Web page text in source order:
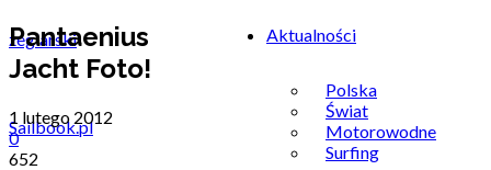
Aktualności
Polska
Świat
Motorowodne
Surfing
Pantaenius
Jacht Foto!
1 lutego 2012
0
652